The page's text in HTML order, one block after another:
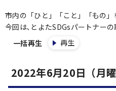
市内の「ひと」「こと」「もの
今回は､とよたSDGsパートナー
一括再生
再生
2022年6月20日（月曜